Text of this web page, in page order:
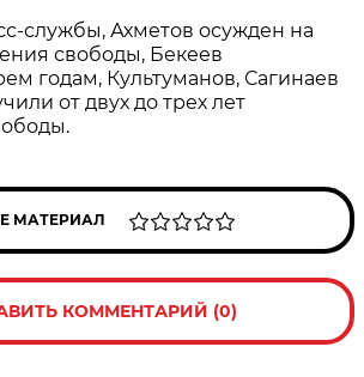
службы, Ахметов осужден на
свободы, Бекеев
годам, Культуманов, Сагинаев
от двух до трех лет
МАТЕРИАЛ
КОММЕНТАРИЙ (0)